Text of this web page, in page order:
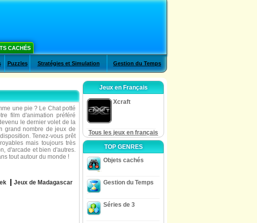
CACHÉS
Puzzles Stratégies et Simulation Gestion du Temps
une pie ? Le Chat potté
film d'animation préféré
le dernier volet de la
grand nombre de jeux de
Tenez-vous prêt
mais toujours très
d'arcade et bien d'autres.
tout autour du monde !
Jeux de Madagascar
Jeux en Français
Xcraft
Tous les jeux en français
TOP GENRES
Objets cachés
Gestion du Temps
Séries de 3